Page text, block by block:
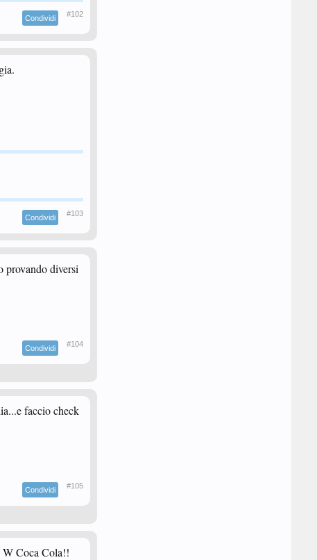
Condividi #102
Condividi #103
provando diversi
Condividi #104
faccio check
Condividi #105
W Coca Cola!!